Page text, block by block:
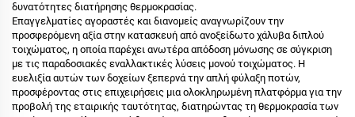
δυνατότητες διατήρησης θερμοκρασίας.
Επαγγελματίες αγοραστές και διανομείς αναγνωρίζουν την
προσφερόμενη αξία στην κατασκευή από ανοξείδωτο χάλυβα διπλού
τοιχώματος, η οποία παρέχει ανωτέρα απόδοση μόνωσης σε σύγκριση
με τις παραδοσιακές εναλλακτικές λύσεις μονού τοιχώματος. Η
ευελιξία αυτών των δοχείων ξεπερνά την απλή φύλαξη ποτών,
προσφέροντας στις επιχειρήσεις μια ολοκληρωμένη πλατφόρμα για την
προβολή της εταιρικής ταυτότητας, διατηρώντας τη θερμοκρασία των